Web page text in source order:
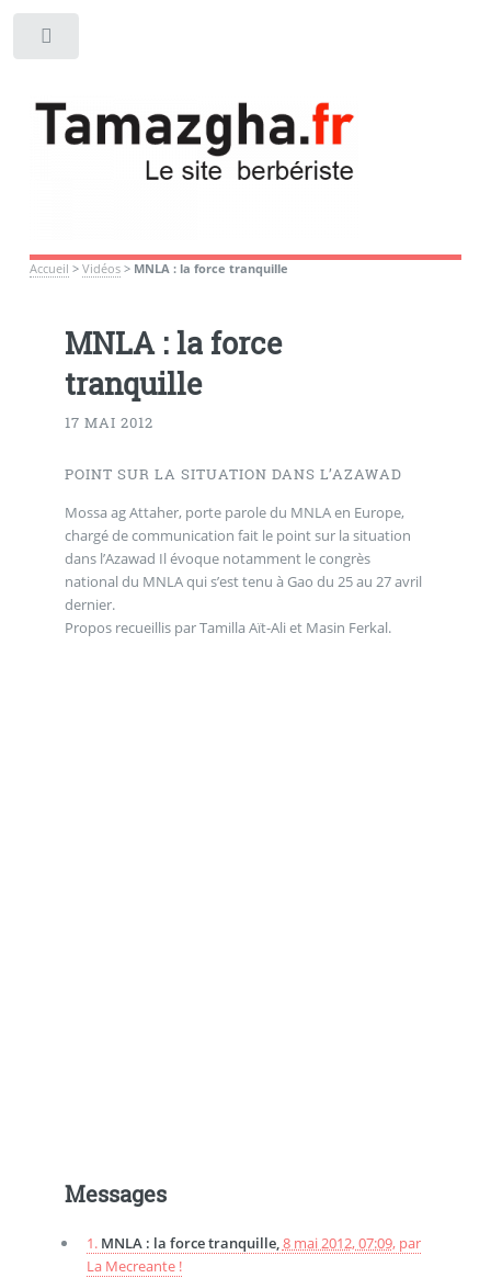
Accueil > Vidéos> MNLA : la force tranquille
MNLA : la force
tranquille
17 MAI 2012
POINT SUR LA SITUATION DANS L’AZAWAD
Mossa ag Attaher, porte parole du MNLA en Europe,
chargé de communication fait le point sur la situation
dans l’Azawad Il évoque notamment le congrès
national du MNLA qui s’est tenu à Gao du 25 au 27 avril
dernier.
Propos recueillis par Tamilla Aït-Ali et Masin Ferkal.
Messages
1. MNLA : la force tranquille,8 mai 2012, 07:09, par
La Mecreante !